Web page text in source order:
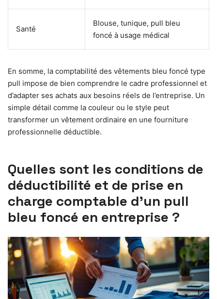
Santé
Blouse, tunique, pull bleu
foncé à usage médical
En somme, la comptabilité des vêtements bleu foncé type
pull impose de bien comprendre le cadre professionnel et
d’adapter ses achats aux besoins réels de l’entreprise. Un
simple détail comme la couleur ou le style peut
transformer un vêtement ordinaire en une fourniture
professionnelle déductible.
Quelles sont les conditions de
déductibilité et de prise en
charge comptable d’un pull
bleu foncé en entreprise ?